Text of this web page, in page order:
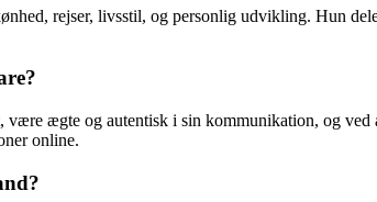
rejser, livsstil, og personlig udvikling. Hun
ægte og autentisk i sin kommunikation, og
online.